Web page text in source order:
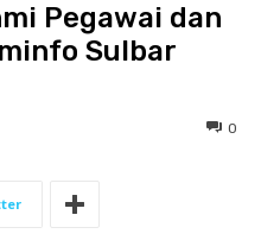
Pegawai dan
Sulbar
0